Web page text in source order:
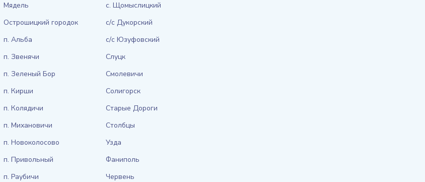
Мядель
Острошицкий городок
п. Альба
п. Звенячи
п. Зеленый Бор
п. Кирши
п. Колядичи
п. Михановичи
п. Новоколосово
п. Привольный
п. Раубичи
с. Щомыслицкий
с/с Дукорский
с/с Юзуфовский
Слуцк
Смолевичи
Солигорск
Старые Дороги
Столбцы
Узда
Фаниполь
Червень